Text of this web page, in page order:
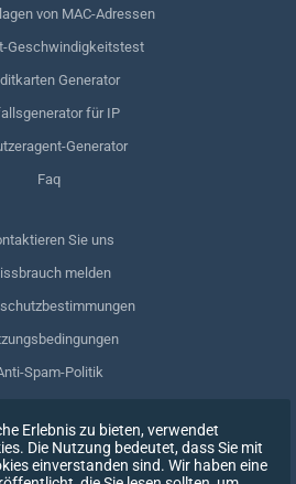
von MAC-Adressen
Geschwindigkeitstest
Generator
für IP
Generator
Faq
Sie uns
melden
Spam-Politik
Daten löschen
zurückziehen
Erlebnis zu bieten, verwendet
Die Nutzung bedeutet, dass Sie mit
einverstanden sind. Wir haben eine